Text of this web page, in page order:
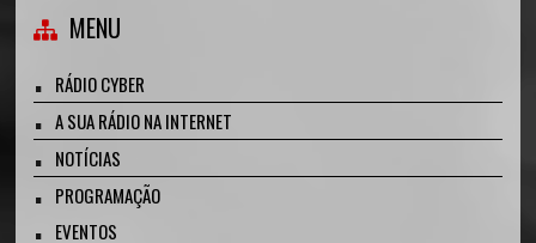
MENU
RÁDIO CYBER
A SUA RÁDIO NA INTERNET
NOTÍCIAS
PROGRAMAÇÃO
EVENTOS